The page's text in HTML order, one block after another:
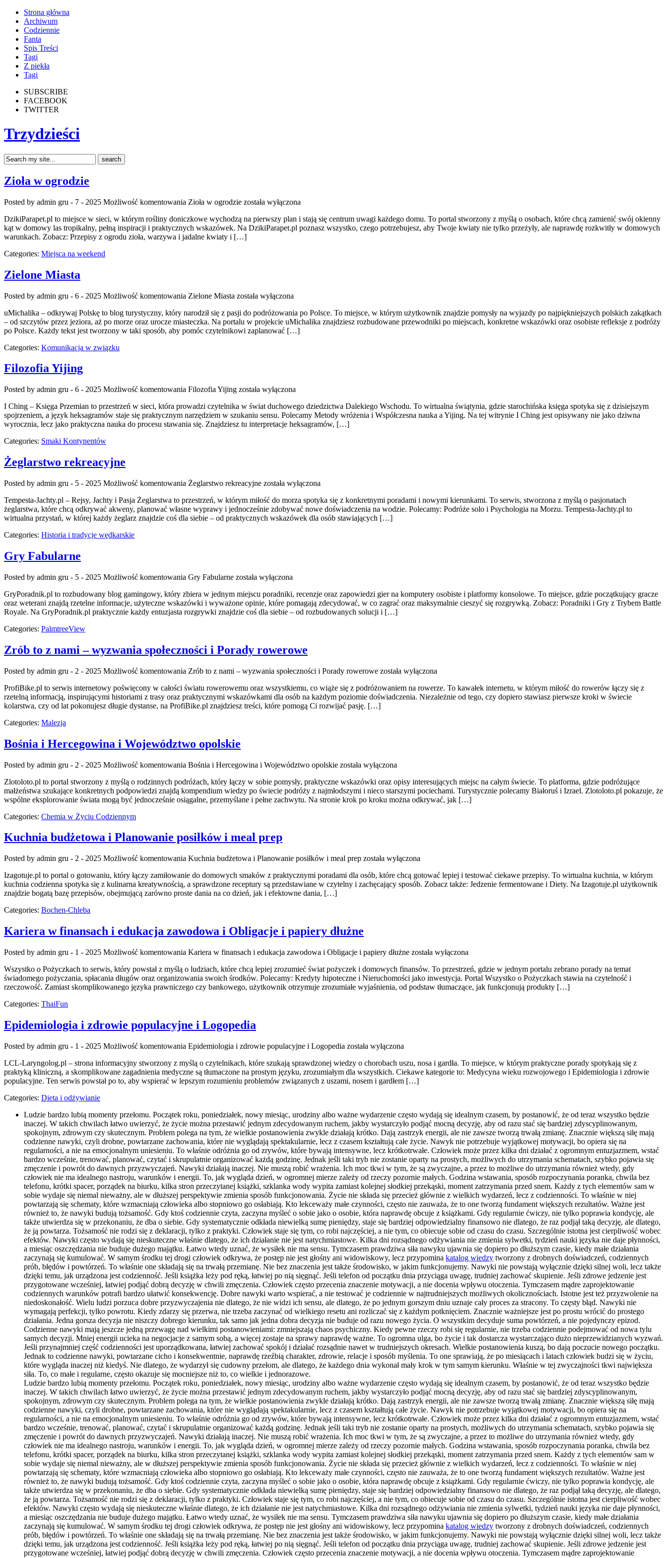
Strona główna
Archiwum
Codziennie
Fanta
Spis Treści
Tagi
Z piekła
Tagi
SUBSCRIBE
FACEBOOK
TWITTER
Trzydzieści
Zioła w ogrodzie
Posted by admin gru - 7 - 2025 Możliwość komentowania Zioła w ogrodzie została wyłączona
DzikiParapet.pl to miejsce w sieci, w którym rośliny doniczkowe wychodzą na pierwszy plan i stają się centrum uwagi każdego domu. To portal stworzony z myślą o osobach, które chcą zamienić swój okienny
kąt w domowy las tropikalny, pełną inspiracji i praktycznych wskazówek. Na DzikiParapet.pl poznasz wszystko, czego potrzebujesz, aby Twoje kwiaty nie tylko przeżyły, ale naprawdę rozkwitły w domowych
warunkach. Zobacz: Przepisy z ogrodu zioła, warzywa i jadalne kwiaty i […]
Categories: Miejsca na weekend
Zielone Miasta
Posted by admin gru - 6 - 2025 Możliwość komentowania Zielone Miasta została wyłączona
uMichalika – odkrywaj Polskę to blog turystyczny, który narodził się z pasji do podróżowania po Polsce. To miejsce, w którym użytkownik znajdzie pomysły na wyjazdy po najpiękniejszych polskich zakątkach
– od szczytów przez jeziora, aż po morze oraz urocze miasteczka. Na portalu w projekcie uMichalika znajdziesz rozbudowane przewodniki po miejscach, konkretne wskazówki oraz osobiste refleksje z podróży
po Polsce. Każdy tekst jest tworzony w taki sposób, aby pomóc czytelnikowi zaplanować […]
Categories: Komunikacja w związku
Filozofia Yijing
Posted by admin gru - 6 - 2025 Możliwość komentowania Filozofia Yijing została wyłączona
I Ching – Księga Przemian to przestrzeń w sieci, która prowadzi czytelnika w świat duchowego dziedzictwa Dalekiego Wschodu. To wirtualna świątynia, gdzie starochińska księga spotyka się z dzisiejszym
spojrzeniem, a język heksagramów staje się praktycznym narzędziem w szukaniu sensu. Polecamy Metody wróżenia i Współczesna nauka a Yijing. Na tej witrynie I Ching jest opisywany nie jako dziwna
wyrocznia, lecz jako praktyczna nauka do procesu stawania się. Znajdziesz tu interpretacje heksagramów, […]
Categories: Smaki Kontynentów
Żeglarstwo rekreacyjne
Posted by admin gru - 5 - 2025 Możliwość komentowania Żeglarstwo rekreacyjne została wyłączona
Tempesta-Jachty.pl – Rejsy, Jachty i Pasja Żeglarstwa to przestrzeń, w którym miłość do morza spotyka się z konkretnymi poradami i nowymi kierunkami. To serwis, stworzona z myślą o pasjonatach
żeglarstwa, które chcą odkrywać akweny, planować własne wyprawy i jednocześnie zdobywać nowe doświadczenia na wodzie. Polecamy: Podróże solo i Psychologia na Morzu. Tempesta-Jachty.pl to
wirtualna przystań, w której każdy żeglarz znajdzie coś dla siebie – od praktycznych wskazówek dla osób stawiających […]
Categories: Historia i tradycje wędkarskie
Gry Fabularne
Posted by admin gru - 5 - 2025 Możliwość komentowania Gry Fabularne została wyłączona
GryPoradnik.pl to rozbudowany blog gamingowy, który zbiera w jednym miejscu poradniki, recenzje oraz zapowiedzi gier na komputery osobiste i platformy konsolowe. To miejsce, gdzie początkujący gracze
oraz weterani znajdą rzetelne informacje, użyteczne wskazówki i wyważone opinie, które pomagają zdecydować, w co zagrać oraz maksymalnie cieszyć się rozgrywką. Zobacz: Poradniki i Gry z Trybem Battle
Royale. Na GryPoradnik.pl praktycznie każdy entuzjasta rozgrywki znajdzie coś dla siebie – od rozbudowanych solucji i […]
Categories: PalmtreeView
Zrób to z nami – wyzwania społeczności i Porady rowerowe
Posted by admin gru - 2 - 2025 Możliwość komentowania Zrób to z nami – wyzwania społeczności i Porady rowerowe została wyłączona
ProfiBike.pl to serwis internetowy poświęcony w całości światu rowerowemu oraz wszystkiemu, co wiąże się z podróżowaniem na rowerze. To kawałek internetu, w którym miłość do rowerów łączy się z
rzetelną informacją, inspirującymi historiami z trasy oraz praktycznymi wskazówkami dla osób na każdym poziomie doświadczenia. Niezależnie od tego, czy dopiero stawiasz pierwsze kroki w świecie
kolarstwa, czy od lat pokonujesz długie dystanse, na ProfiBike.pl znajdziesz treści, które pomogą Ci rozwijać pasję. […]
Categories: Malezja
Bośnia i Hercegowina i Województwo opolskie
Posted by admin gru - 2 - 2025 Możliwość komentowania Bośnia i Hercegowina i Województwo opolskie została wyłączona
Zlotoloto.pl to portal stworzony z myślą o rodzinnych podróżach, który łączy w sobie pomysły, praktyczne wskazówki oraz opisy interesujących miejsc na całym świecie. To platforma, gdzie podróżujące
małżeństwa szukające konkretnych podpowiedzi znajdą kompendium wiedzy po świecie podróży z najmłodszymi i nieco starszymi pociechami. Turystycznie polecamy Białoruś i Izrael. Zlotoloto.pl pokazuje, że
wspólne eksplorowanie świata mogą być jednocześnie osiągalne, przemyślane i pełne zachwytu. Na stronie krok po kroku można odkrywać, jak […]
Categories: Chemia w Życiu Codziennym
Kuchnia budżetowa i Planowanie posiłków i meal prep
Posted by admin gru - 2 - 2025 Możliwość komentowania Kuchnia budżetowa i Planowanie posiłków i meal prep została wyłączona
Izagotuje.pl to portal o gotowaniu, który łączy zamiłowanie do domowych smaków z praktycznymi poradami dla osób, które chcą gotować lepiej i testować ciekawe przepisy. To wirtualna kuchnia, w którym
kuchnia codzienna spotyka się z kulinarna kreatywnością, a sprawdzone receptury są przedstawiane w czytelny i zachęcający sposób. Zobacz także: Jedzenie fermentowane i Diety. Na Izagotuje.pl użytkownik
znajdzie bogatą bazę przepisów, obejmującą zarówno proste dania na co dzień, jak i efektowne dania, […]
Categories: Bochen-Chleba
Kariera w finansach i edukacja zawodowa i Obligacje i papiery dłużne
Posted by admin gru - 1 - 2025 Możliwość komentowania Kariera w finansach i edukacja zawodowa i Obligacje i papiery dłużne została wyłączona
Wszystko o Pożyczkach to serwis, który powstał z myślą o ludziach, które chcą lepiej zrozumieć świat pożyczek i domowych finansów. To przestrzeń, gdzie w jednym portalu zebrano porady na temat
świadomego pożyczania, spłacania długów oraz organizowania swoich środków. Polecamy: Kredyty hipoteczne i Nieruchomości jako inwestycja. Portal Wszystko o Pożyczkach stawia na czytelność i
rzeczowość. Zamiast skomplikowanego języka prawniczego czy bankowego, użytkownik otrzymuje zrozumiałe wyjaśnienia, od podstaw tłumaczące, jak funkcjonują produkty […]
Categories: ThaiFun
Epidemiologia i zdrowie populacyjne i Logopedia
Posted by admin gru - 1 - 2025 Możliwość komentowania Epidemiologia i zdrowie populacyjne i Logopedia została wyłączona
LCL-Laryngolog.pl – strona informacyjny stworzony z myślą o czytelnikach, które szukają sprawdzonej wiedzy o chorobach uszu, nosa i gardła. To miejsce, w którym praktyczne porady spotykają się z
praktyką kliniczną, a skomplikowane zagadnienia medyczne są tłumaczone na prostym języku, zrozumiałym dla wszystkich. Ciekawe kategorie to: Medycyna wieku rozwojowego i Epidemiologia i zdrowie
populacyjne. Ten serwis powstał po to, aby wspierać w lepszym rozumieniu problemów związanych z uszami, nosem i gardłem […]
Categories: Dieta i odżywianie
Ludzie bardzo lubią momenty przełomu. Początek roku, poniedziałek, nowy miesiąc, urodziny albo ważne wydarzenie często wydają się idealnym czasem, by postanowić, że od teraz wszystko będzie
inaczej. W takich chwilach łatwo uwierzyć, że życie można przestawić jednym zdecydowanym ruchem, jakby wystarczyło podjąć mocną decyzję, aby od razu stać się bardziej zdyscyplinowanym,
spokojnym, zdrowym czy skutecznym. Problem polega na tym, że wielkie postanowienia zwykle działają krótko. Dają zastrzyk energii, ale nie zawsze tworzą trwałą zmianę. Znacznie większą siłę mają
codzienne nawyki, czyli drobne, powtarzane zachowania, które nie wyglądają spektakularnie, lecz z czasem kształtują całe życie. Nawyk nie potrzebuje wyjątkowej motywacji, bo opiera się na
regularności, a nie na emocjonalnym uniesieniu. To właśnie odróżnia go od zrywów, które bywają intensywne, lecz krótkotrwałe. Człowiek może przez kilka dni działać z ogromnym entuzjazmem, wstać
bardzo wcześnie, trenować, planować, czytać i skrupulatnie organizować każdą godzinę. Jednak jeśli taki tryb nie zostanie oparty na prostych, możliwych do utrzymania schematach, szybko pojawia się
zmęczenie i powrót do dawnych przyzwyczajeń. Nawyki działają inaczej. Nie muszą robić wrażenia. Ich moc tkwi w tym, że są zwyczajne, a przez to możliwe do utrzymania również wtedy, gdy
człowiek nie ma idealnego nastroju, warunków i energii. To, jak wygląda dzień, w ogromnej mierze zależy od rzeczy pozornie małych. Godzina wstawania, sposób rozpoczynania poranka, chwila bez
telefonu, krótki spacer, porządek na biurku, kilka stron przeczytanej książki, szklanka wody wypita zamiast kolejnej słodkiej przekąski, moment zatrzymania przed snem. Każdy z tych elementów sam w
sobie wydaje się niemal nieważny, ale w dłuższej perspektywie zmienia sposób funkcjonowania. Życie nie składa się przecież głównie z wielkich wydarzeń, lecz z codzienności. To właśnie w niej
powtarzają się schematy, które wzmacniają człowieka albo stopniowo go osłabiają. Kto lekceważy małe czynności, często nie zauważa, że to one tworzą fundament większych rezultatów. Ważne jest
również to, że nawyki budują tożsamość. Gdy ktoś codziennie czyta, zaczyna myśleć o sobie jako o osobie, która naprawdę obcuje z książkami. Gdy regularnie ćwiczy, nie tylko poprawia kondycję, ale
także utwierdza się w przekonaniu, że dba o siebie. Gdy systematycznie odkłada niewielką sumę pieniędzy, staje się bardziej odpowiedzialny finansowo nie dlatego, że raz podjął taką decyzję, ale dlatego,
że ją powtarza. Tożsamość nie rodzi się z deklaracji, tylko z praktyki. Człowiek staje się tym, co robi najczęściej, a nie tym, co obiecuje sobie od czasu do czasu. Szczególnie istotna jest cierpliwość wobec
efektów. Nawyki często wydają się nieskuteczne właśnie dlatego, że ich działanie nie jest natychmiastowe. Kilka dni rozsądnego odżywiania nie zmienia sylwetki, tydzień nauki języka nie daje płynności,
a miesiąc oszczędzania nie buduje dużego majątku. Łatwo wtedy uznać, że wysiłek nie ma sensu. Tymczasem prawdziwa siła nawyku ujawnia się dopiero po dłuższym czasie, kiedy małe działania
zaczynają się kumulować. W samym środku tej drogi człowiek odkrywa, że postęp nie jest głośny ani widowiskowy, lecz przypomina katalog wiedzy tworzony z drobnych doświadczeń, codziennych
prób, błędów i powtórzeń. To właśnie one składają się na trwałą przemianę. Nie bez znaczenia jest także środowisko, w jakim funkcjonujemy. Nawyki nie powstają wyłącznie dzięki silnej woli, lecz także
dzięki temu, jak urządzona jest codzienność. Jeśli książka leży pod ręką, łatwiej po nią sięgnąć. Jeśli telefon od początku dnia przyciąga uwagę, trudniej zachować skupienie. Jeśli zdrowe jedzenie jest
przygotowane wcześniej, łatwiej podjąć dobrą decyzję w chwili zmęczenia. Człowiek często przecenia znaczenie motywacji, a nie docenia wpływu otoczenia. Tymczasem mądre zaprojektowanie
codziennych warunków potrafi bardzo ułatwić konsekwencję. Dobre nawyki warto wspierać, a nie testować je codziennie w najtrudniejszych możliwych okolicznościach. Istotne jest też przyzwolenie na
niedoskonałość. Wielu ludzi porzuca dobre przyzwyczajenia nie dlatego, że nie widzi ich sensu, ale dlatego, że po jednym gorszym dniu uznaje cały proces za stracony. To częsty błąd. Nawyki nie
wymagają perfekcji, tylko powrotu. Kiedy zdarzy się przerwa, nie trzeba zaczynać od wielkiego resetu ani rozliczać się z każdym potknięciem. Znacznie ważniejsze jest po prostu wrócić do prostego
działania. Jedna gorsza decyzja nie niszczy dobrego kierunku, tak samo jak jedna dobra decyzja nie buduje od razu nowego życia. O wszystkim decyduje suma powtórzeń, a nie pojedynczy epizod.
Codzienne nawyki mają jeszcze jedną przewagę nad wielkimi postanowieniami: zmniejszają chaos psychiczny. Kiedy pewne rzeczy robi się regularnie, nie trzeba codziennie podejmować od nowa tylu
samych decyzji. Mniej energii ucieka na negocjacje z samym sobą, a więcej zostaje na sprawy naprawdę ważne. To ogromna ulga, bo życie i tak dostarcza wystarczająco dużo nieprzewidzianych wyzwań.
Jeśli przynajmniej część codzienności jest uporządkowana, łatwiej zachować spokój i działać rozsądnie nawet w trudniejszych okresach. Wielkie postanowienia kuszą, bo dają poczucie nowego początku.
Jednak to codzienne nawyki, powtarzane cicho i konsekwentnie, naprawdę rzeźbią charakter, zdrowie, relacje i sposób myślenia. To one sprawiają, że po miesiącach i latach człowiek budzi się w życiu,
które wygląda inaczej niż kiedyś. Nie dlatego, że wydarzył się cudowny przełom, ale dlatego, że każdego dnia wykonał mały krok w tym samym kierunku. Właśnie w tej zwyczajności tkwi największa
siła. To, co małe i regularne, często okazuje się mocniejsze niż to, co wielkie i jednorazowe.
Ludzie bardzo lubią momenty przełomu. Początek roku, poniedziałek, nowy miesiąc, urodziny albo ważne wydarzenie często wydają się idealnym czasem, by postanowić, że od teraz wszystko będzie
inaczej. W takich chwilach łatwo uwierzyć, że życie można przestawić jednym zdecydowanym ruchem, jakby wystarczyło podjąć mocną decyzję, aby od razu stać się bardziej zdyscyplinowanym,
spokojnym, zdrowym czy skutecznym. Problem polega na tym, że wielkie postanowienia zwykle działają krótko. Dają zastrzyk energii, ale nie zawsze tworzą trwałą zmianę. Znacznie większą siłę mają
codzienne nawyki, czyli drobne, powtarzane zachowania, które nie wyglądają spektakularnie, lecz z czasem kształtują całe życie. Nawyk nie potrzebuje wyjątkowej motywacji, bo opiera się na
regularności, a nie na emocjonalnym uniesieniu. To właśnie odróżnia go od zrywów, które bywają intensywne, lecz krótkotrwałe. Człowiek może przez kilka dni działać z ogromnym entuzjazmem, wstać
bardzo wcześnie, trenować, planować, czytać i skrupulatnie organizować każdą godzinę. Jednak jeśli taki tryb nie zostanie oparty na prostych, możliwych do utrzymania schematach, szybko pojawia się
zmęczenie i powrót do dawnych przyzwyczajeń. Nawyki działają inaczej. Nie muszą robić wrażenia. Ich moc tkwi w tym, że są zwyczajne, a przez to możliwe do utrzymania również wtedy, gdy
człowiek nie ma idealnego nastroju, warunków i energii. To, jak wygląda dzień, w ogromnej mierze zależy od rzeczy pozornie małych. Godzina wstawania, sposób rozpoczynania poranka, chwila bez
telefonu, krótki spacer, porządek na biurku, kilka stron przeczytanej książki, szklanka wody wypita zamiast kolejnej słodkiej przekąski, moment zatrzymania przed snem. Każdy z tych elementów sam w
sobie wydaje się niemal nieważny, ale w dłuższej perspektywie zmienia sposób funkcjonowania. Życie nie składa się przecież głównie z wielkich wydarzeń, lecz z codzienności. To właśnie w niej
powtarzają się schematy, które wzmacniają człowieka albo stopniowo go osłabiają. Kto lekceważy małe czynności, często nie zauważa, że to one tworzą fundament większych rezultatów. Ważne jest
również to, że nawyki budują tożsamość. Gdy ktoś codziennie czyta, zaczyna myśleć o sobie jako o osobie, która naprawdę obcuje z książkami. Gdy regularnie ćwiczy, nie tylko poprawia kondycję, ale
także utwierdza się w przekonaniu, że dba o siebie. Gdy systematycznie odkłada niewielką sumę pieniędzy, staje się bardziej odpowiedzialny finansowo nie dlatego, że raz podjął taką decyzję, ale dlatego,
że ją powtarza. Tożsamość nie rodzi się z deklaracji, tylko z praktyki. Człowiek staje się tym, co robi najczęściej, a nie tym, co obiecuje sobie od czasu do czasu. Szczególnie istotna jest cierpliwość wobec
efektów. Nawyki często wydają się nieskuteczne właśnie dlatego, że ich działanie nie jest natychmiastowe. Kilka dni rozsądnego odżywiania nie zmienia sylwetki, tydzień nauki języka nie daje płynności,
a miesiąc oszczędzania nie buduje dużego majątku. Łatwo wtedy uznać, że wysiłek nie ma sensu. Tymczasem prawdziwa siła nawyku ujawnia się dopiero po dłuższym czasie, kiedy małe działania
zaczynają się kumulować. W samym środku tej drogi człowiek odkrywa, że postęp nie jest głośny ani widowiskowy, lecz przypomina katalog wiedzy tworzony z drobnych doświadczeń, codziennych
prób, błędów i powtórzeń. To właśnie one składają się na trwałą przemianę. Nie bez znaczenia jest także środowisko, w jakim funkcjonujemy. Nawyki nie powstają wyłącznie dzięki silnej woli, lecz także
dzięki temu, jak urządzona jest codzienność. Jeśli książka leży pod ręką, łatwiej po nią sięgnąć. Jeśli telefon od początku dnia przyciąga uwagę, trudniej zachować skupienie. Jeśli zdrowe jedzenie jest
przygotowane wcześniej, łatwiej podjąć dobrą decyzję w chwili zmęczenia. Człowiek często przecenia znaczenie motywacji, a nie docenia wpływu otoczenia. Tymczasem mądre zaprojektowanie